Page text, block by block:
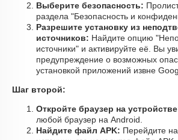
Выберите безопасность:
раздела "Безопасность и
Разрешите установку из
источников: Найдите опцию
источники" и активируйте её. Вы
предупреждение о возможных
установкой приложений извне
Шаг второй:
Откройте браузер на
любой браузер на Android.
Найдите файл APK: Перейдите